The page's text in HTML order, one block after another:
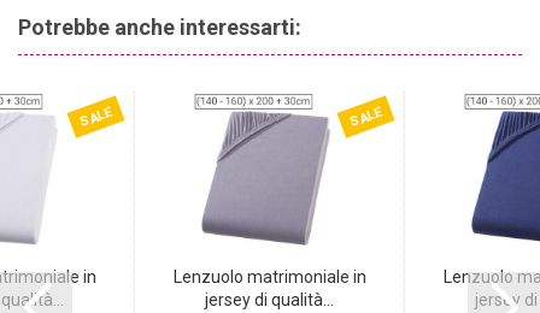
Potrebbe anche interessarti:
SALE
in
SALE
Lenzuolo matrimoniale in
jersey di qualità...
Lenzuolo
jersey